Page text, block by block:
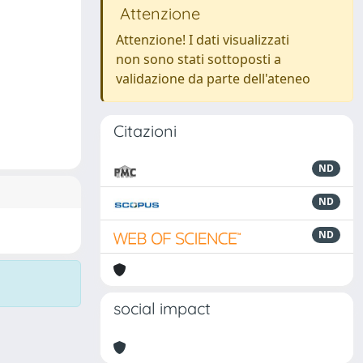
Attenzione
Attenzione! I dati visualizzati
non sono stati sottoposti a
validazione da parte dell'ateneo
Citazioni
ND
ND
ND
social impact